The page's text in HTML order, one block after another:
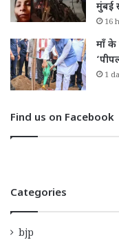
मुंबई
16
माँ के
1
Find us on Facebook
Categories
bjp